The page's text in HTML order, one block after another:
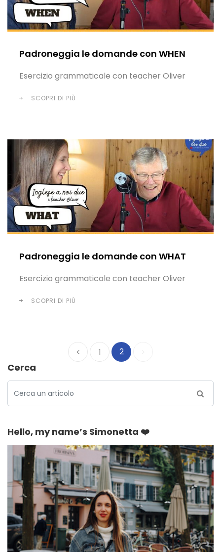
Padroneggia le domande con WHEN
Esercizio grammaticale con teacher Oliver
SCOPRI DI PIÙ
Padroneggia le domande con WHAT
Esercizio grammaticale con teacher Oliver
SCOPRI DI PIÙ
< 1 2
Cerca
Hello, my name’s Simonetta ❤️